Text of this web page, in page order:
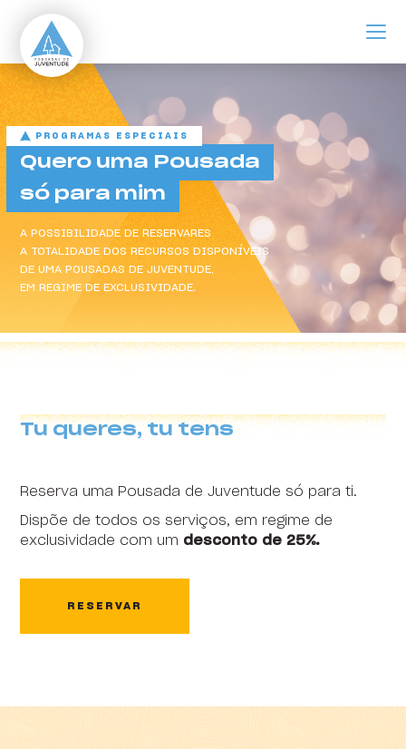
Quero uma Pousada
PROGRAMAS ESPECIAIS
Quero uma Pousada
só para mim
A POSSIBILIDADE DE RESERVARES
A TOTALIDADE DOS RECURSOS DISPONÍVEIS
DE UMA POUSADAS DE JUVENTUDE,
EM REGIME DE EXCLUSIVIDADE.
Content block
Tu queres, tu tens
Reserva uma Pousada de Juventude só para ti.
Dispõe de todos os serviços, em regime de
exclusividade com um desconto de 25%.
RESERVAR